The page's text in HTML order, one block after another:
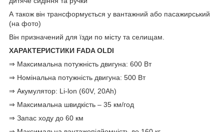
А також він трансформується у вантажний або пасажирський
(на фото)
Він призначений для їзди по місту та селищам.
ХАРАКТЕРИСТИКИ FADA OLDI
⇒ Максимальна потужність двигуна: 600 Вт
⇒ Номінальна потужність двигуна: 500 Вт
⇒ Акумулятор: Li-lon (60V, 20Ah)
⇒ Максимальна швидкість – 35 км/год
⇒ Запас ходу до 60 км